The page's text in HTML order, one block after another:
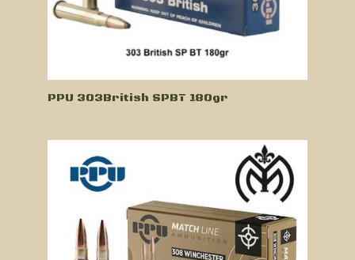
PPU 303British SPBT 180gr